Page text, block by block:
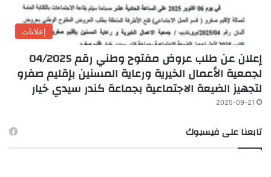
إعلانات
إعلان عن طلب عروض مفتوح وطني رقم 04/2025
لجمعية الأعمال الخيرية ورعاية المسنين بإقليم صفرو
لتجهيز الضيعة الاجتماعية بجماعة كندر سيدي خيار
2025-09-21
تابعنا على فيسبوك